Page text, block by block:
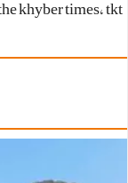
khyber times، tkt